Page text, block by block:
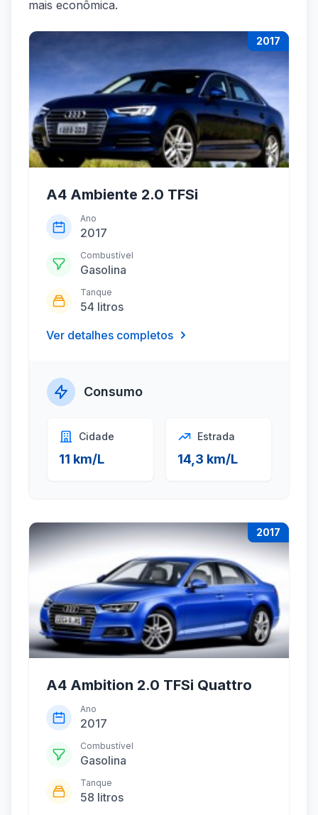
mais econômica.
2017
A4 Ambiente 2.0 TFSi
Ano
2017
Combustível
Gasolina
Tanque
54 litros
Ver detalhes completos
Consumo
Cidade
11 km/L
Estrada
14,3 km/L
2017
A4 Ambition 2.0 TFSi Quattro
Ano
2017
Combustível
Gasolina
Tanque
58 litros